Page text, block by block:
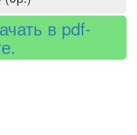
в pdf-